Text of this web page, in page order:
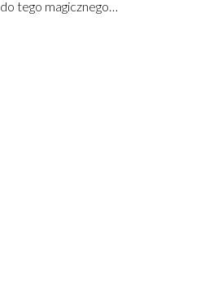
do tego magicznego